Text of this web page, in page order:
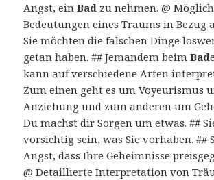
Angst, einBad zu nehmen. @
Bedeutungen eines Traums in Bezug
Sie möchten die falschen Dinge
getan haben. ## Jemandem beimBad
kann auf verschiedene Arten
Zum einen geht es um Voyeurismus
Anziehung und zum anderen um
Du machst dir Sorgen um etwas. ##
vorsichtig sein, was Sie vorhaben. ##
Angst, dass Ihre Geheimnisse
@ Detaillierte Interpretation von